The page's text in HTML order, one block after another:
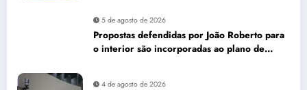
5 de agosto de 2026
Propostas defendidas por João Roberto para
o interior são incorporadas ao plano de
4 de agosto de 2026